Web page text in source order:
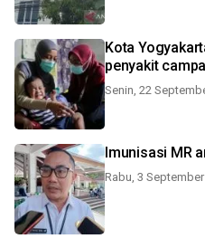
Kota
penyakit
Senin, 22
Imunisasi MR
Rabu, 3